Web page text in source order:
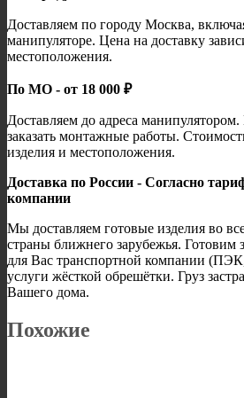
Доставляем по городу Москва,
манипуляторе. Цена на доставку
местоположения.
По МО - от 18 000 ₽
Доставляем до адреса
заказать монтажные работы.
изделия и местоположения.
Доставка по России - Согласно
компании
Мы доставляем готовые изделия во
страны ближнего зарубежья. Готовим
для Вас транспортной компании
услуги жёсткой обрешётки. Груз
Вашего дома.
Похожие